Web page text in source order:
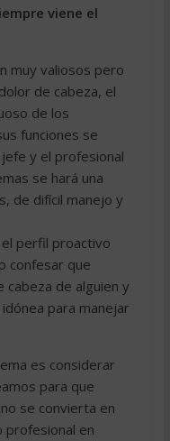
viene el
muy valiosos pero
de cabeza, el
de los
funciones se
y el profesional
se hará una
de difícil manejo y
perfil proactivo
confesar que
cabeza de alguien y
para manejar
es considerar
para que
se convierta en
profesional en